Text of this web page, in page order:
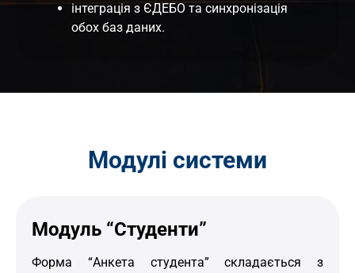
інтеграція з ЄДЕБО та синхронізація
обох баз даних.
Модулі системи
Модуль “Студенти”
Форма “Анкета студента” складається з